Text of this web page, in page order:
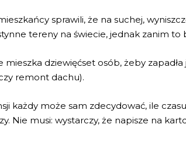
sprawili, że na suchej,
tereny na świecie, jednak zanim
mieszka dziewięćset osób, żeby
remont dachu).
każdy może sam zdecydować, ile
Nie musi: wystarczy, że napisze na